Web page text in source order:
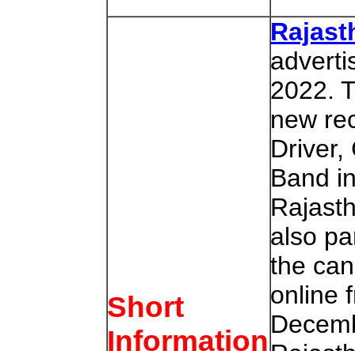
Short
Information
2022.
new
Driver,
Band
also
the
online